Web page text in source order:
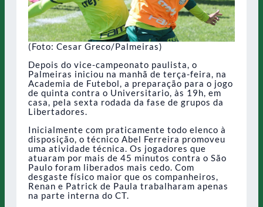
(Foto: Cesar Greco/Palmeiras)
Depois do vice-campeonato paulista, o
Palmeiras iniciou na manhã de terça-feira, na
Academia de Futebol, a preparação para o jogo
de quinta contra o Universitario, às 19h, em
casa, pela sexta rodada da fase de grupos da
Libertadores.
Inicialmente com praticamente todo elenco à
disposição, o técnico Abel Ferreira promoveu
uma atividade técnica. Os jogadores que
atuaram por mais de 45 minutos contra o São
Paulo foram liberados mais cedo. Com
desgaste físico maior que os companheiros,
Renan e Patrick de Paula trabalharam apenas
na parte interna do CT.